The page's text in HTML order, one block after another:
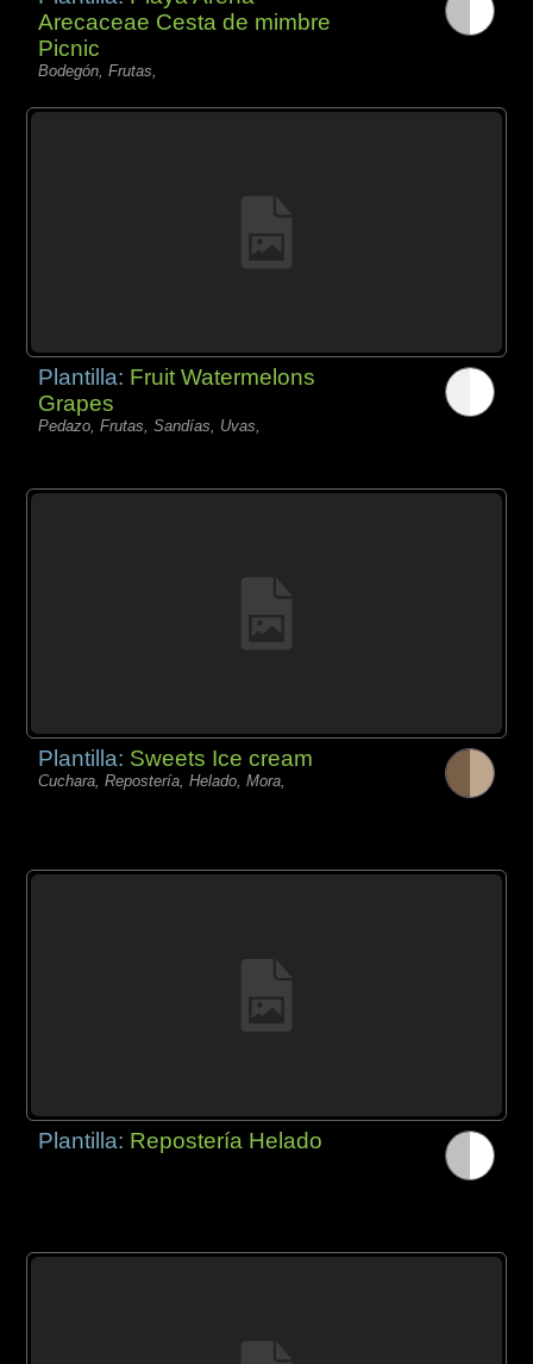
Arecaceae Cesta de mimbre
Picnic
Bodegón, Frutas,
Plantilla: Fruit Watermelons
Grapes
Pedazo, Frutas, Sandías, Uvas,
Plantilla: Sweets Ice cream
Cuchara, Repostería, Helado, Mora,
Plantilla: Repostería Helado